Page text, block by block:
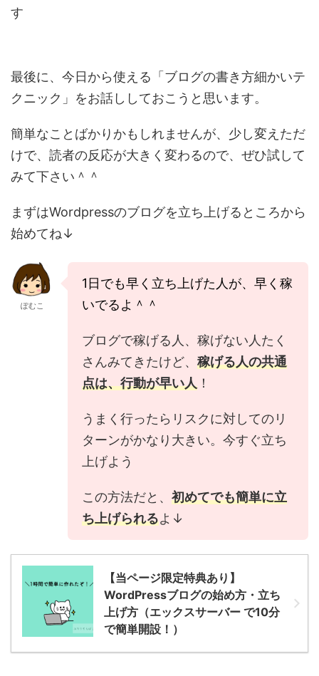
す
最後に、今日から使える「ブログの書き方細かいテ
クニック」をお話ししておこうと思います。
簡単なことばかりかもしれませんが、少し変えただ
けで、読者の反応が大きく変わるので、ぜひ試して
みて下さい＾＾
まずはWordpressのブログを立ち上げるところから
始めてね↓
ぽむこ
1日でも早く立ち上げた人が、早く稼
いでるよ＾＾
ブログで稼げる人、稼げない人たく
さんみてきたけど、 稼げる人の共通
点は、行動が早い人 ！
うまく行ったらリスクに対してのリ
ターンがかなり大きい。今すぐ立ち
上げよう
この方法だと、 初めてでも簡単に立
ち上げられるよ↓
【当ページ限定特典あり】
WordPressブログの始め方・立ち
上げ方（エックスサーバー で10分
で簡単開設！）